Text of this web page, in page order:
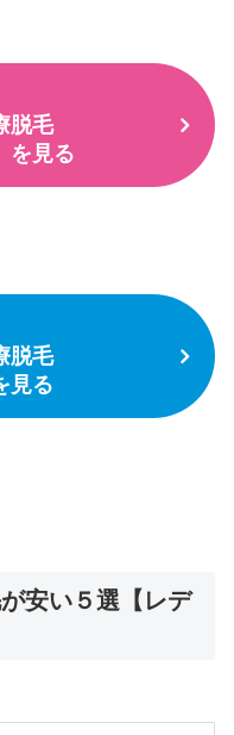
脱毛
を見る
脱毛
見る
安い５選【レデ